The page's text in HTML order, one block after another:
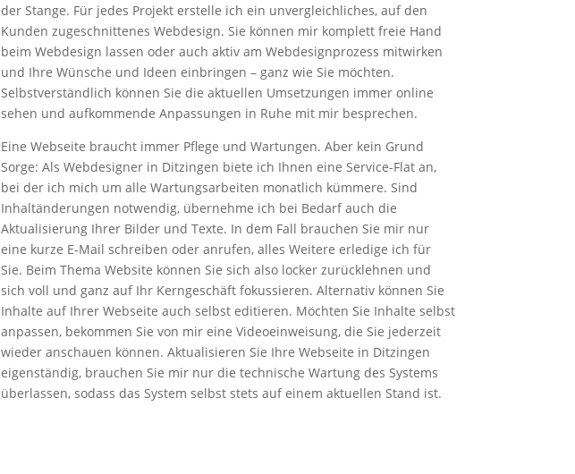
der Stange. Für jedes Projekt erstelle ich ein unvergleichliches, auf den
Kunden zugeschnittenes Webdesign. Sie können mir komplett freie Hand
beim Webdesign lassen oder auch aktiv am Webdesignprozess mitwirken
und Ihre Wünsche und Ideen einbringen – ganz wie Sie möchten.
Selbstverständlich können Sie die aktuellen Umsetzungen immer online
sehen und aufkommende Anpassungen in Ruhe mit mir besprechen.
Eine Webseite braucht immer Pflege und Wartungen. Aber kein Grund
Sorge: Als Webdesigner in Ditzingen biete ich Ihnen eine Service-Flat an,
bei der ich mich um alle Wartungsarbeiten monatlich kümmere. Sind
Inhaltänderungen notwendig, übernehme ich bei Bedarf auch die
Aktualisierung Ihrer Bilder und Texte. In dem Fall brauchen Sie mir nur
eine kurze E-Mail schreiben oder anrufen, alles Weitere erledige ich für
Sie. Beim Thema Website können Sie sich also locker zurücklehnen und
sich voll und ganz auf Ihr Kerngeschäft fokussieren. Alternativ können Sie
Inhalte auf Ihrer Webseite auch selbst editieren. Möchten Sie Inhalte selbst
anpassen, bekommen Sie von mir eine Videoeinweisung, die Sie jederzeit
wieder anschauen können. Aktualisieren Sie Ihre Webseite in Ditzingen
eigenständig, brauchen Sie mir nur die technische Wartung des Systems
überlassen, sodass das System selbst stets auf einem aktuellen Stand ist.